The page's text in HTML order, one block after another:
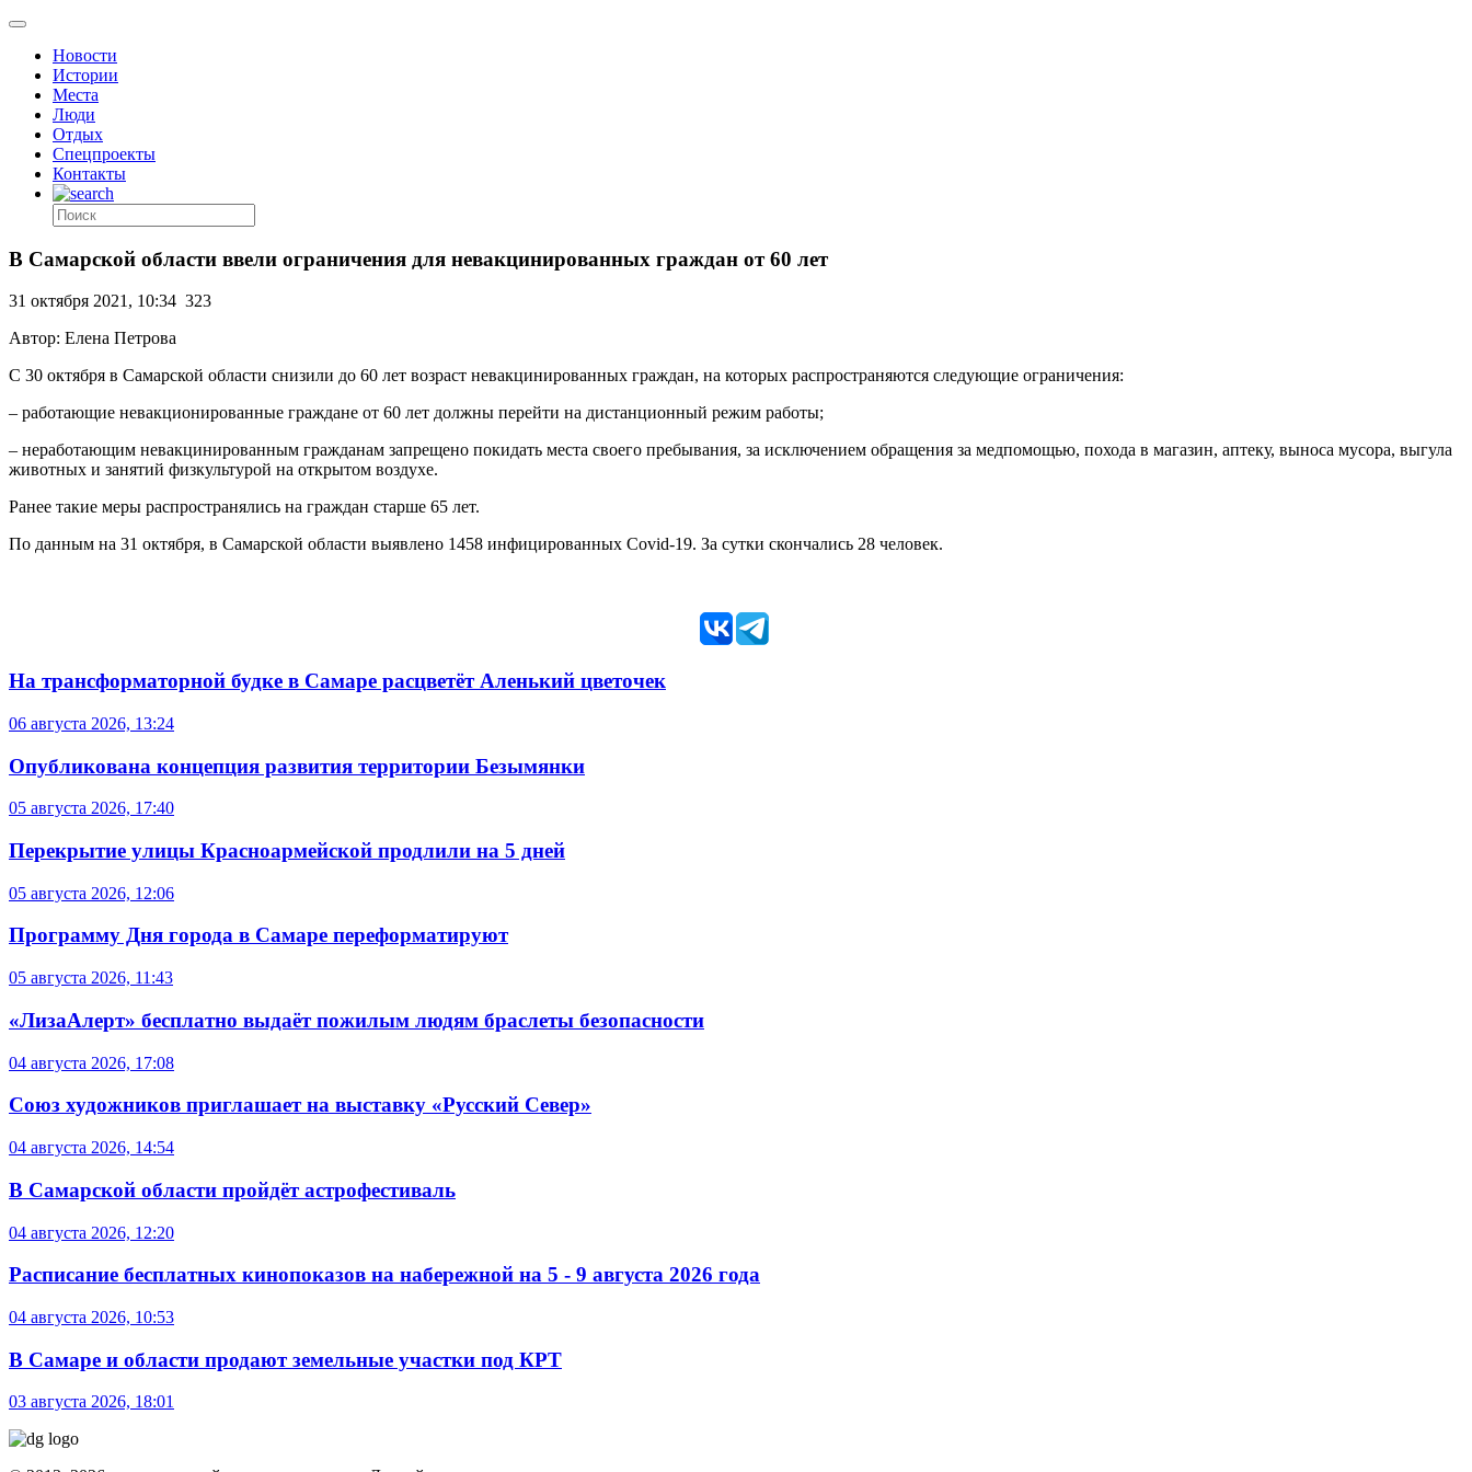
Новости
Истории
Места
Люди
Отдых
Спецпроекты
Контакты
В Самарской области ввели ограничения для невакцинированных граждан от 60 лет
31 октября 2021, 10:34 323
Автор: Елена Петрова
С 30 октября в Самарской области снизили до 60 лет возраст невакцинированных граждан, на которых распространяются следующие ограничения:
– работающие невакционированные граждане от 60 лет должны перейти на дистанционный режим работы;
– неработающим невакцинированным гражданам запрещено покидать места своего пребывания, за исключением обращения за медпомощью, похода в магазин, аптеку, выноса мусора, выгула
животных и занятий физкультурой на открытом воздухе.
Ранее такие меры распространялись на граждан старше 65 лет.
По данным на 31 октября, в Самарской области выявлено 1458 инфицированных Covid-19. За сутки скончались 28 человек.
На трансформаторной будке в Самаре расцветёт Аленький цветочек
06 августа 2026, 13:24
Опубликована концепция развития территории Безымянки
05 августа 2026, 17:40
Перекрытие улицы Красноармейской продлили на 5 дней
05 августа 2026, 12:06
Программу Дня города в Самаре переформатируют
05 августа 2026, 11:43
«ЛизаАлерт» бесплатно выдаёт пожилым людям браслеты безопасности
04 августа 2026, 17:08
Союз художников приглашает на выставку «Русский Север»
04 августа 2026, 14:54
В Самарской области пройдёт астрофестиваль
04 августа 2026, 12:20
Расписание бесплатных кинопоказов на набережной на 5 - 9 августа 2026 года
04 августа 2026, 10:53
В Самаре и области продают земельные участки под КРТ
03 августа 2026, 18:01